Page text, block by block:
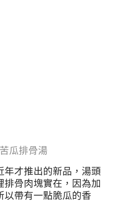
苦瓜排骨湯
年才推出的新品，湯頭
排骨肉塊實在，因為加
以帶有一點脆瓜的香